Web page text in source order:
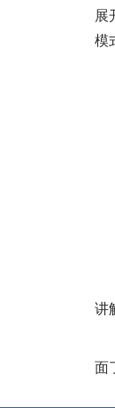
展
模
讲
面